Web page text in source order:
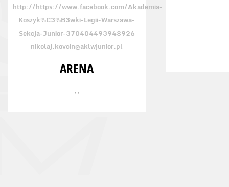
http://https://www.facebook.com/Akademia-
Koszyk%C3%B3wki-Legii-Warszawa-
Sekcja-Junior-370404493948926
nikolaj.kovcin@aklwjunior.pl
ARENA
, ,